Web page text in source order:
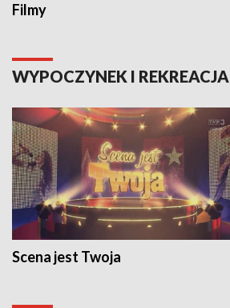
Filmy
WYPOCZYNEK I REKREACJA
Scena jest Twoja